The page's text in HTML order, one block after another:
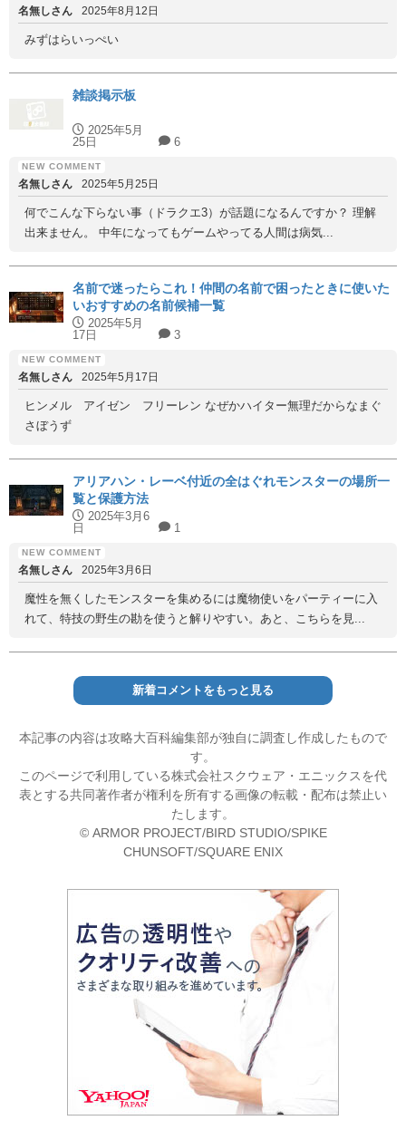
名無しさん 2025年8月12日
みずはらいっぺい
雑談掲示板
2025年5月
25日
6
名無しさん 2025年5月25日
何でこんな下らない事（ドラクエ3）が話題になるんですか？ 理解
出来ません。 中年になってもゲームやってる人間は病気...
名前で迷ったらこれ！仲間の名前で困ったときに使いた
いおすすめの名前候補一覧
2025年5月
17日
3
名無しさん 2025年5月17日
ヒンメル アイゼン フリーレン なぜかハイター無理だからなまぐ
さぼうず
アリアハン・レーベ付近の全はぐれモンスターの場所一
覧と保護方法
2025年3月6
日
1
名無しさん 2025年3月6日
魔性を無くしたモンスターを集めるには魔物使いをパーティーに入
れて、特技の野生の勘を使うと解りやすい。あと、こちらを見...
新着コメントをもっと見る
本記事の内容は攻略大百科編集部が独自に調査し作成したもので
す。
このページで利用している株式会社スクウェア・エニックスを代
表とする共同著作者が権利を所有する画像の転載・配布は禁止い
たします。
© ARMOR PROJECT/BIRD STUDIO/SPIKE
CHUNSOFT/SQUARE ENIX